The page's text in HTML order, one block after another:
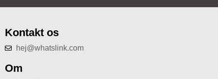
Kontakt os
hej@whatslink.com
Om